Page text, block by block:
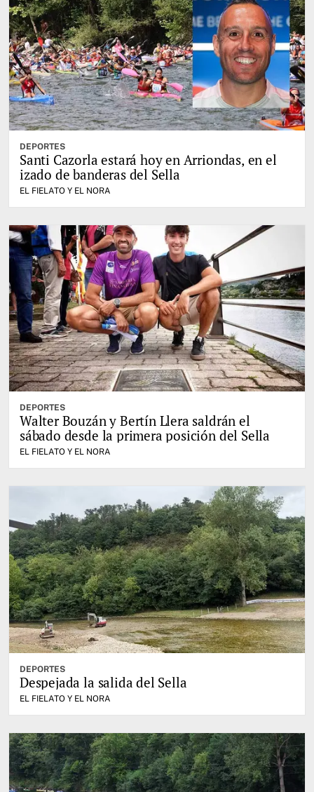
DEPORTES
Santi Cazorla estará hoy en Arriondas, en el
izado de banderas del Sella
EL FIELATO Y EL NORA
DEPORTES
Walter Bouzán y Bertín Llera saldrán el
sábado desde la primera posición del Sella
EL FIELATO Y EL NORA
DEPORTES
Despejada la salida del Sella
EL FIELATO Y EL NORA